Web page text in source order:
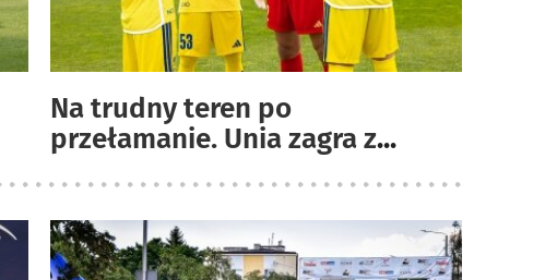
Na trudny teren po
przełamanie. Unia zagra z...